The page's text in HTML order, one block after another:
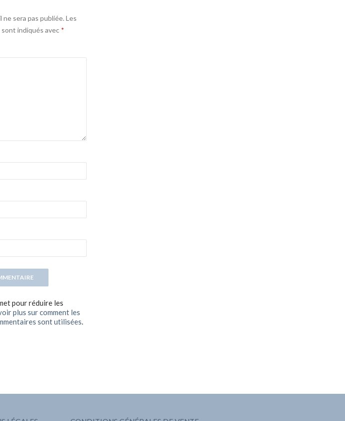
sera pas publiée. Les
indiqués avec *
pour réduire les
plus sur comment les
sont utilisées.